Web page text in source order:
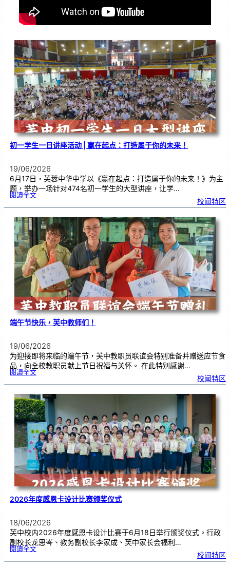
初一学生一日讲座活动 | 赢在起点：打造属于你的未来！
19/06/2026
6月17日，芙蓉中华中学以《赢在起点：打造属于你的未来！》为主
题，举办一场针对474名初一学生的大型讲座，让学…
閱讀全文:初
学
生
日
讲
座
活
动
赢
在
起
点
：
打
造
属
于
你
的
未
来
！
校闻特区
端午节快乐，芙中教师们！
19/06/2026
为迎接即将来临的端午节，芙中教职员联谊会特别准备并赠送应节食
品，向全校教职员献上节日祝福与关怀。 在此特别感谢…
閱讀全文:端
快
，
芙
中
教
师
们
！
校闻特区
2026年度感恩卡设计比赛颁奖仪式
18/06/2026
芙中校内2026年度感恩卡设计比赛于6月18日举行颁奖仪式。行政
副校长龙思岑、教务副校长李家成、芙中家长会福利…
閱讀全文:2
2
6
校闻特区